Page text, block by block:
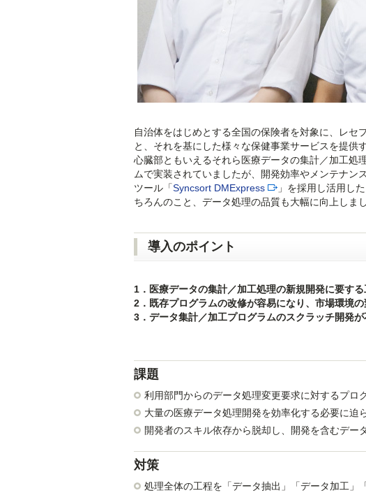
自治体をはじめとする全国の保険者を対象に、レセ
と、それを基にした様々な保健事業サービスを提供
心臓部ともいえるそれら医療データの集計／加工処
ムで実装されていましたが、開発効率やメンテナン
ツール「Syncsort DMExpress
」を採用し活用し
ちろんのこと、データ処理の品質も大幅に向上しまし
導入のポイント
1．医療データの集計／加工処理の新規開発に要す
2．既存プログラムの改修が容易になり、市場環境
3．データ集計／加工プログラムのスクラッチ開発
課題
利用部門からのデータ処理変更要求に対するプロ
大量の医療データ処理開発を効率化する必要に迫
開発者のスキル依存から脱却し、開発を含むデー
対策
処理全体の工程を「データ抽出」「データ加工」